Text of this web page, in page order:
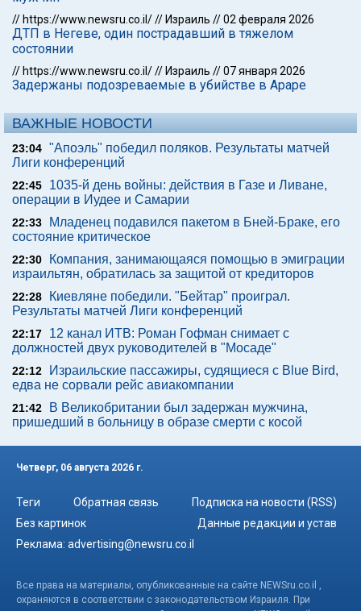
// https://www.newsru.co.il/// Израиль //02 февраля 2026
ДТП в Негеве, один пострадавший в тяжелом
состоянии
// https://www.newsru.co.il/// Израиль //07 января 2026
Задержаны подозреваемые в убийстве в Араре
ВАЖНЫЕ НОВОСТИ
23:04 "Апоэль" победил поляков. Результаты матчей
Лиги конференций
22:45
1035-й день войны: действия в Газе и Ливане,
операции в Иудее и Самарии
22:33
Младенец подавился пакетом в Бней-Браке, его
состояние критическое
22:30
Компания, занимающаяся помощью в эмиграции
израильтян, обратилась за защитой от кредиторов
22:28
Киевляне победили. "Бейтар" проиграл.
Результаты матчей Лиги конференций
22:17
12 канал ИТВ: Роман Гофман снимает с
должностей двух руководителей в "Мосаде"
22:12
Израильские пассажиры, судящиеся с Blue Bird,
едва не сорвали рейс авиакомпании
21:42
В Великобритании был задержан мужчина,
пришедший в больницу в образе смерти с косой
Четверг, 06 августа 2026 г.
Теги Обратная связь
Подписка на новости (RSS)
Без картинок
Данные редакции и устав
Реклама: advertising@newsru.co.il
Все права на материалы, опубликованные на сайте NEWSru.co.il ,
охраняются в соответствии с законодательством Израиля. При